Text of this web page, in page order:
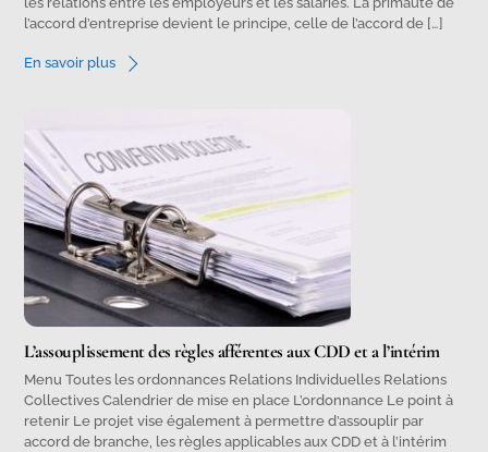
l’accord d’entreprise devient le principe, celle de l’accord de […]
En savoir plus
L’assouplissement des règles afférentes aux CDD et a l’intérim
Menu Toutes les ordonnances Relations Individuelles Relations
Collectives Calendrier de mise en place L’ordonnance Le point à
retenir Le projet vise également à permettre d’assouplir par
accord de branche, les règles applicables aux CDD et à l’intérim